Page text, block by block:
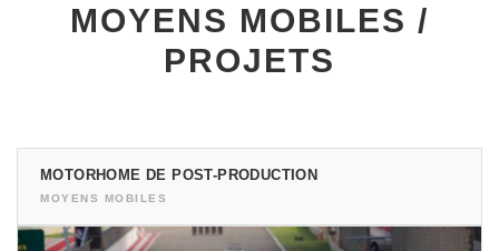
MOYENS MOBILES /
PROJETS
MOTORHOME DE POST-PRODUCTION
MOYENS MOBILES